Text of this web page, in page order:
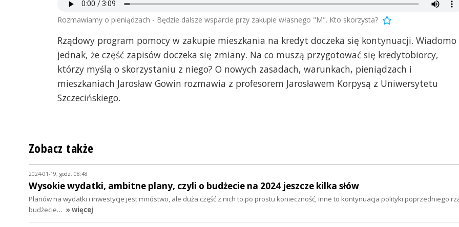
Rozmawiamy o pieniądzach - Będzie dalsze wsparcie przy zakupie własnego "M". Kto skorzysta?
Rządowy program pomocy w zakupie mieszkania na kredyt doczeka się kontynuacji. Wiadomo
jednak, że część zapisów doczeka się zmiany. Na co muszą przygotować się kredytobiorcy,
którzy myślą o skorzystaniu z niego? O nowych zasadach, warunkach, pieniądzach i
mieszkaniach Jarosław Gowin rozmawia z profesorem Jarosławem Korpysą z Uniwersytetu
Szczecińskiego.
Zobacz także
2024-01-19, godz. 08:48
Wysokie wydatki, ambitne plany, czyli o budżecie na 2024 jeszcze kilka słów
Planów na wydatki i inwestycje jest mnóstwo, ale duża część z nich to po prostu konieczność, inne to kontynuacja polityki poprzedniego
budżecie… » więcej